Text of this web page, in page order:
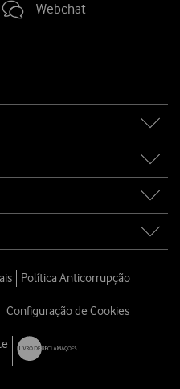
Webchat
Política Anticorrupção
Configuração de Cookies